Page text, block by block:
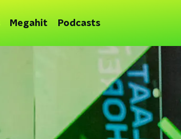
Megahit Podcasts